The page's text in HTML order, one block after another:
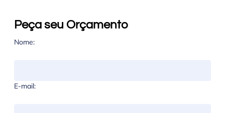
Peça seu Orçamento
Nome:
E-mail: